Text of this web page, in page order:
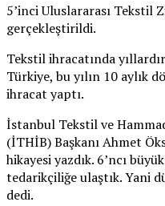
5’inci Uluslararası Tekstil
gerçekleştirildi.
Tekstil ihracatında
Türkiye, bu yılın 10 aylık
ihracat yaptı.
İstanbul Tekstil ve
(İTHİB) Başkanı Ahmet
hikayesi yazdık. 6’ncı
tedarikçiliğe ulaştık. Yani
dedi.